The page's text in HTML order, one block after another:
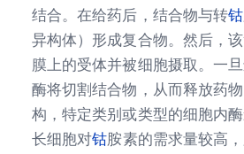
结合。在给药后，结合物与转钴
异构体）形成复合物。然后，
膜上的受体并被细胞摄取。一
酶将切割结合物，从而释放药
构，特定类别或类型的细胞内
长细胞对钴胺素的需求量较高